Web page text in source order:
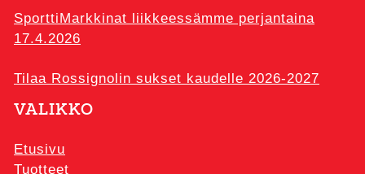
SporttiMarkkinat liikkeessämme perjantaina
17.4.2026
Tilaa Rossignolin sukset kaudelle 2026-2027
VALIKKO
Etusivu
Tuotteet